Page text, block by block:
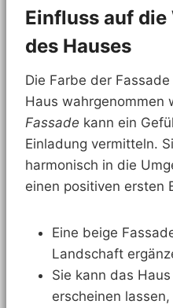
Einfluss auf
des Hauses
Die Farbe der
Haus wahrgenommen
Fassade kann ein
Einladung vermitteln.
harmonisch in die
einen positiven ersten
Eine beige
Landschaft
Sie kann das
erscheinen